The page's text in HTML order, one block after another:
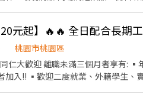
桃園市桃園區
入!! ▪歡迎二度就業、外籍學生、實